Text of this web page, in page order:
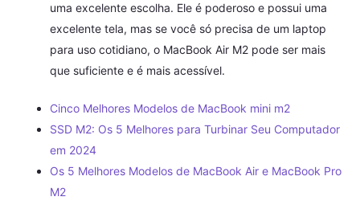
uma excelente escolha. Ele é poderoso e possui uma
excelente tela, mas se você só precisa de um laptop
para uso cotidiano, o MacBook Air M2 pode ser mais
que suficiente e é mais acessível.
Cinco Melhores Modelos de MacBook mini m2
SSD M2: Os 5 Melhores para Turbinar Seu Computador
em 2024
Os 5 Melhores Modelos de MacBook Air e MacBook Pro
M2